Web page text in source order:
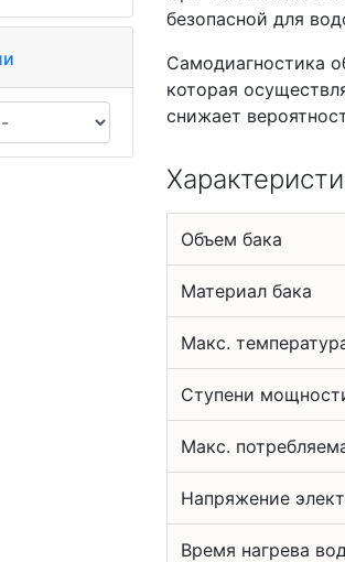
безопасной для
Самодиагностика
которая
снижает
Объем бака
Материал бака
Макс.
Ступени
Макс.
Напряжение
Время нагрева